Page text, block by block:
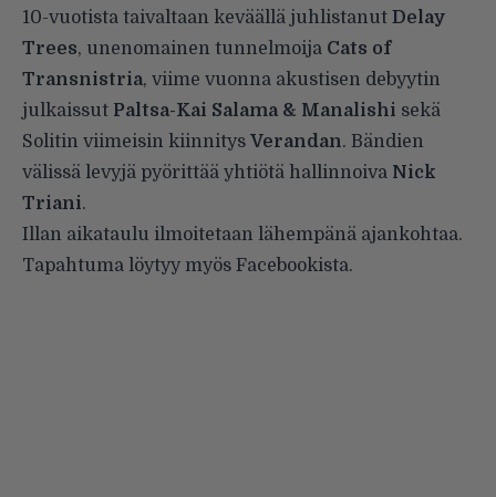
10-vuotista taivaltaan keväällä juhlistanut Delay
Trees, unenomainen tunnelmoija Cats of
Transnistria, viime vuonna akustisen debyytin
julkaissut Paltsa-Kai Salama & Manalishi sekä
Solitin viimeisin kiinnitys Verandan. Bändien
välissä levyjä pyörittää yhtiötä hallinnoiva Nick
Triani.
Illan aikataulu ilmoitetaan lähempänä ajankohtaa.
Tapahtuma löytyy myös Facebookista.